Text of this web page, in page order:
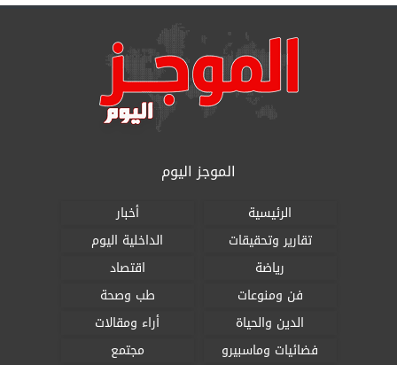
الموجز اليوم
الرئيسية
أخبار
تقارير وتحقيقات
الداخلية اليوم
رياضة
اقتصاد
فن ومنوعات
طب وصحة
الدين والحياة
أراء ومقالات
فضائيات وماسبيرو
مجتمع